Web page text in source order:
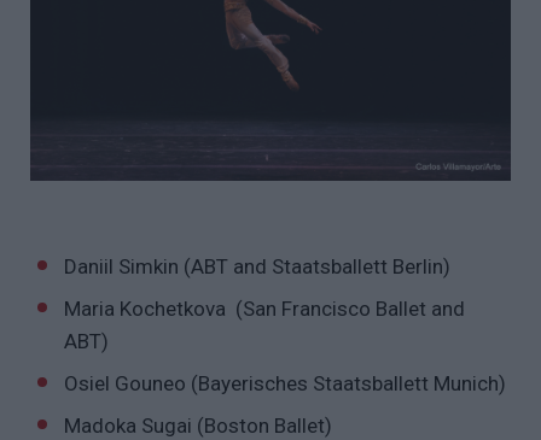
Daniil Simkin (ABT and Staatsballett Berlin)
Maria Kochetkova (San Francisco Ballet and
ABT)
Osiel Gouneo (Bayerisches Staatsballett Munich)
Madoka Sugai (Boston Ballet)